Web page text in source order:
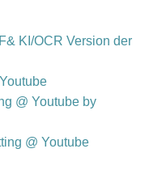
KI/OCR Version der
@ Youtube by
@ Youtube